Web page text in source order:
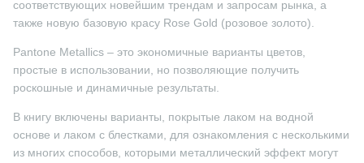
соответствующих новейшим трендам и запросам рынка, а
также новую базовую красу Rose Gold (розовое золото).
Pantone Metallics – это экономичные варианты цветов,
простые в использовании, но позволяющие получить
роскошные и динамичные результаты.
В книгу включены варианты, покрытые лаком на водной
основе и лаком с блестками, для ознакомления с несколькими
из многих способов, которыми металлический эффект могут